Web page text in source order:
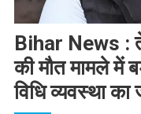
Bihar News :
की मौत मामले में
विधि व्यवस्था का